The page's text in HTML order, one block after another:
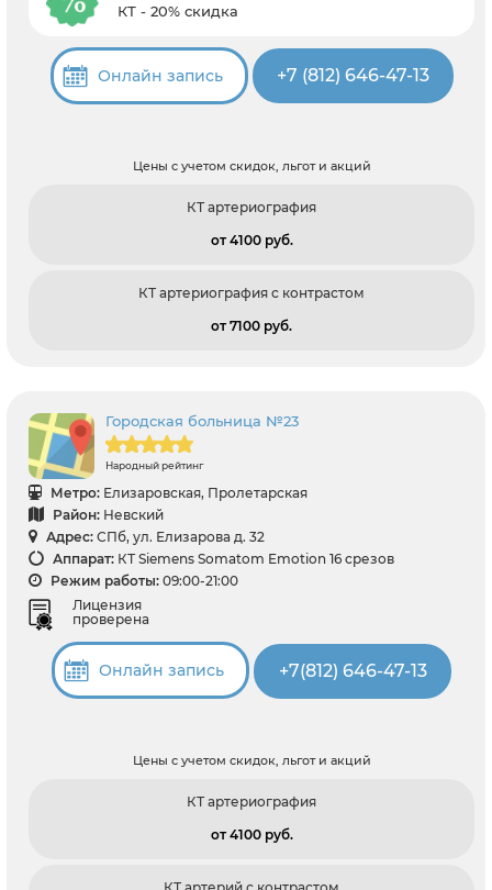
КТ - 20% скидка
Онлайн запись +7 (812) 646-47-13
Цены с учетом скидок, льгот и акций
КТ артериография
от 4100 pуб.
КТ артериография с контрастом
от 7100 pуб.
Городская больница №23
Народный рейтинг
Метро: Елизаровская, Пролетарская
Район: Невский
Адрес: СПб, ул. Елизарова д. 32
Аппарат: КТ Siemens Somatom Emotion 16 срезов
Режим работы: 09:00-21:00
Лицензия
проверена
Онлайн запись +7(812) 646-47-13
Цены с учетом скидок, льгот и акций
КТ артериография
от 4100 pуб.